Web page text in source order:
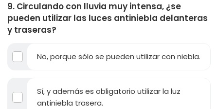
9. Circulando con lluvia muy intensa, ¿se
pueden utilizar las luces antiniebla delanteras
y traseras?
No, porque sólo se pueden utilizar con niebla.
Sí, y además es obligatorio utilizar la luz
antiniebla trasera.